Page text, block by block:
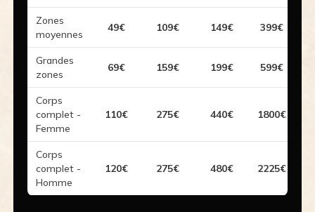
Zones
moyennes
49€ 109€ 149€ 399€
Grandes
zones
69€ 159€ 199€ 599€
Corps
complet -
Femme
110€ 275€ 440€ 1800€
Corps
complet -
Homme
120€ 275€ 480€ 2225€